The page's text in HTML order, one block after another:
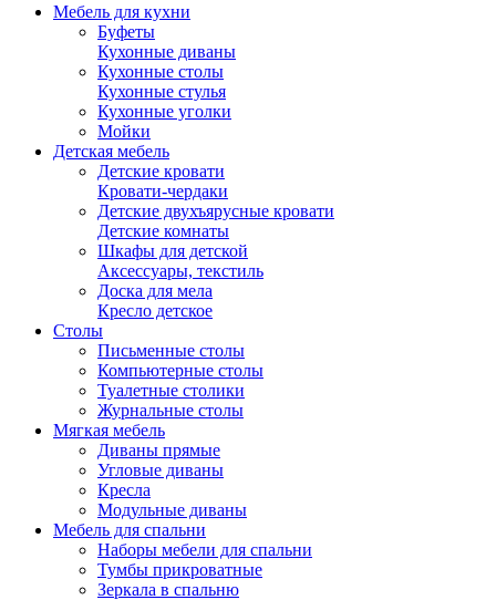
Мебель для кухни
Буфеты
Кухонные диваны
Кухонные столы
Кухонные стулья
Кухонные уголки
Мойки
Детская мебель
Детские кровати
Кровати-чердаки
Детские двухъярусные кровати
Детские комнаты
Шкафы для детской
Аксессуары, текстиль
Доска для мела
Кресло детское
Столы
Письменные столы
Компьютерные столы
Туалетные столики
Журнальные столы
Мягкая мебель
Диваны прямые
Угловые диваны
Кресла
Модульные диваны
Мебель для спальни
Наборы мебели для спальни
Тумбы прикроватные
Зеркала в спальню